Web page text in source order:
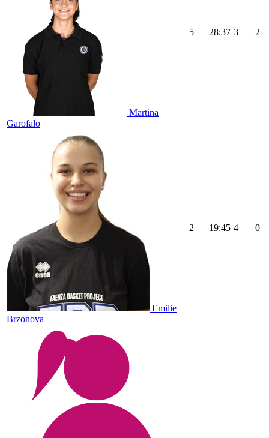
Martina
Garofalo
5 28:37 3 2
Emilie
Brzonova
2 19:45 4 0